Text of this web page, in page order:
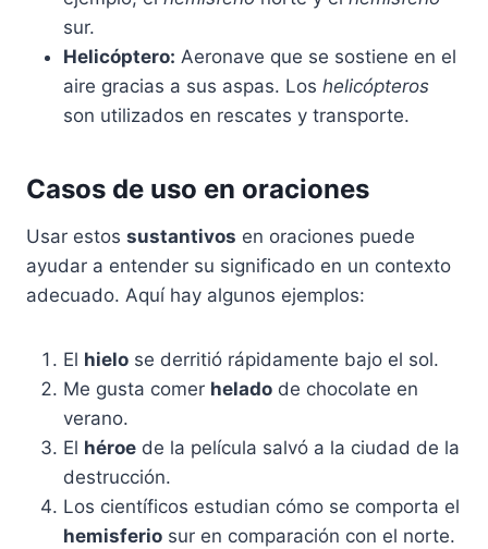
sur.
Helicóptero: Aeronave que se sostiene en el
aire gracias a sus aspas. Los helicópteros
son utilizados en rescates y transporte.
Casos de uso en oraciones
Usar estos sustantivos en oraciones puede
ayudar a entender su significado en un contexto
adecuado. Aquí hay algunos ejemplos:
El hielo se derritió rápidamente bajo el sol.
Me gusta comer helado de chocolate en
verano.
El héroe de la película salvó a la ciudad de la
destrucción.
Los científicos estudian cómo se comporta el
hemisferio sur en comparación con el norte.